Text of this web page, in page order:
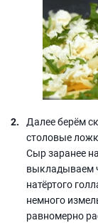
Далее берём
столовые
Сыр заранее
выкладываем
натёртого
немного
равномерно